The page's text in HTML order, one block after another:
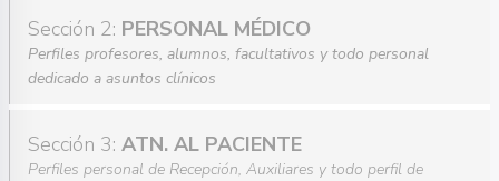
Sección 2: PERSONAL MÉDICO
Perfiles profesores, alumnos, facultativos y todo personal
dedicado a asuntos clínicos
Sección 3: ATN. AL PACIENTE
Perfiles personal de Recepción, Auxiliares y todo perfil de